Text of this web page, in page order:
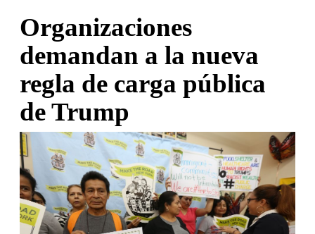
Organizaciones
demandan a la nueva
regla de carga pública
de Trump